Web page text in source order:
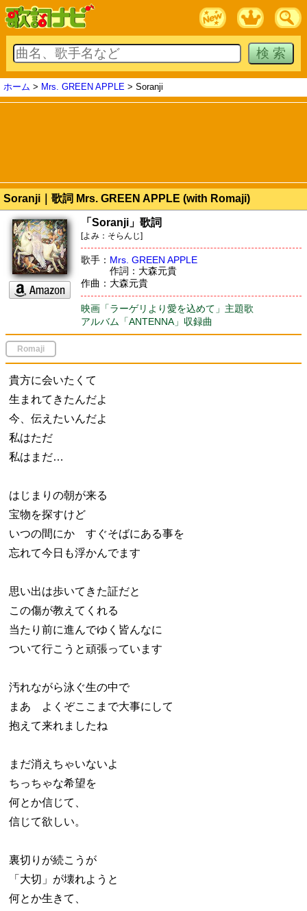
ホーム > Mrs. GREEN APPLE > Soranji
Soranji｜歌詞 Mrs. GREEN APPLE (with Romaji)
「Soranji」歌詞
[よみ：そらんじ]
歌手： Mrs. GREEN APPLE
作詞：大森元貴
作曲：大森元貴
映画「ラーゲリより愛を込めて」主題歌
アルバム「ANTENNA」収録曲
Romaji
貴方に会いたくて
生まれてきたんだよ
今、伝えたいんだよ
私はただ
私はまだ…
はじまりの朝が来る
宝物を探すけど
いつの間にか すぐそばにある事を
忘れて今日も浮かんでます
思い出は歩いてきた証だと
この傷が教えてくれる
当たり前に進んでゆく皆んなに
ついて行こうと頑張っています
汚れながら泳ぐ生の中で
まあ よくぞここまで大事にして
抱えて来れましたね
まだ消えちゃいないよ
ちっちゃな希望を
何とか信じて、
信じて欲しい。
裏切りが続こうが
「大切」が壊れようと
何とか生きて、